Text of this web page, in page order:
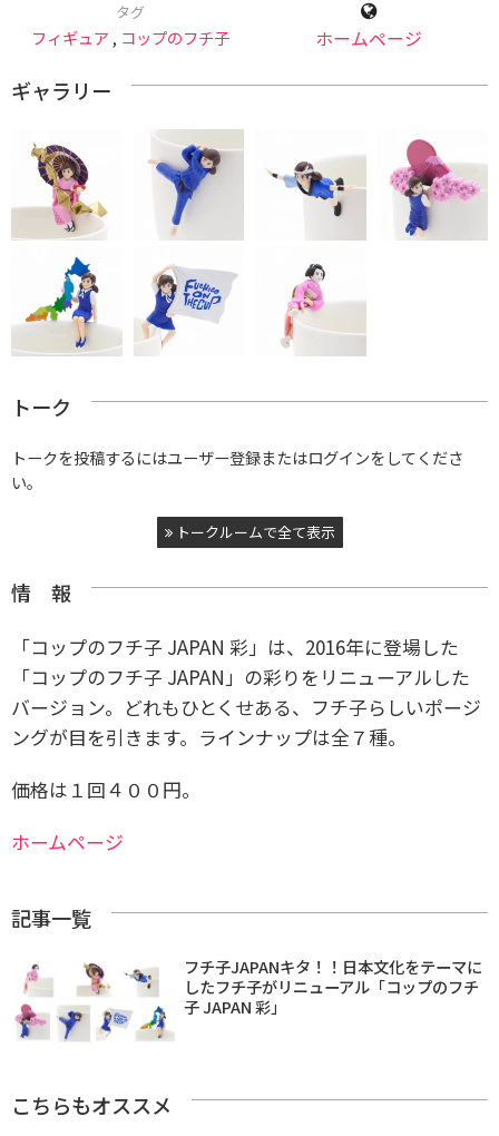
タグ
フィギュア , コップのフチ子 ホームページ
ギャラリー
トーク
トークを投稿するにはユーザー登録またはログインをしてくださ
い。
トークルームで全て表示
情 報
「コップのフチ子 JAPAN 彩」は、2016年に登場した
「コップのフチ子 JAPAN」の彩りをリニューアルした
バージョン。どれもひとくせある、フチ子らしいポージ
ングが目を引きます。ラインナップは全７種。
価格は１回４００円。
ホームページ
記事一覧
フチ子JAPANキタ！！日本文化をテーマに
したフチ子がリニューアル「コップのフチ
子 JAPAN 彩」
こちらもオススメ